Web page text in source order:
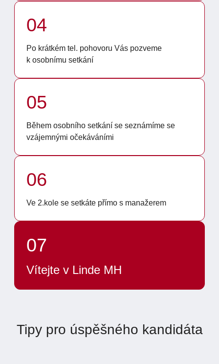
04
Po krátkém tel. pohovoru Vás pozveme
k osobnímu setkání
05
Během osobního setkání se seznámíme se
vzájemnými očekáváními
06
Ve 2.kole se setkáte přímo s manažerem
07
Vítejte v Linde MH
Tipy pro úspěšného kandidáta